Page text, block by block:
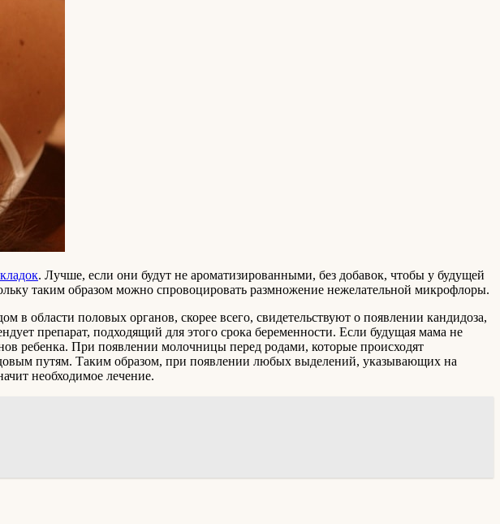
. Лучше, если они будут не ароматизированными, без добавок, чтобы у будущей
таким образом можно спровоцировать размножение нежелательной микрофлоры.
области половых органов, скорее всего, свидетельствуют о появлении кандидоза,
препарат, подходящий для этого срока беременности. Если будущая мама не
ребенка. При появлении молочницы перед родами, которые происходят
путям. Таким образом, при появлении любых выделений, указывающих на
необходимое лечение.